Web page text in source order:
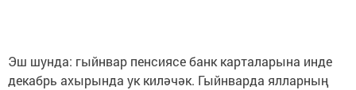
Эш шунда: гыйнвар пенсиясе банк карталарына инде
декабрь ахырында ук киләчәк. Гыйнварда ялларның